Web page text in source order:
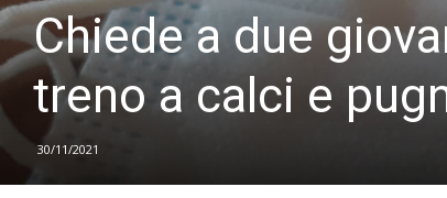
Chiede a due
treno a calci e
30/11/2021